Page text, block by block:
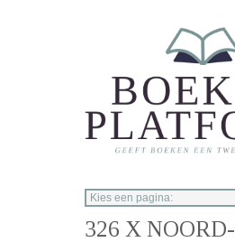
326 X NOORD-